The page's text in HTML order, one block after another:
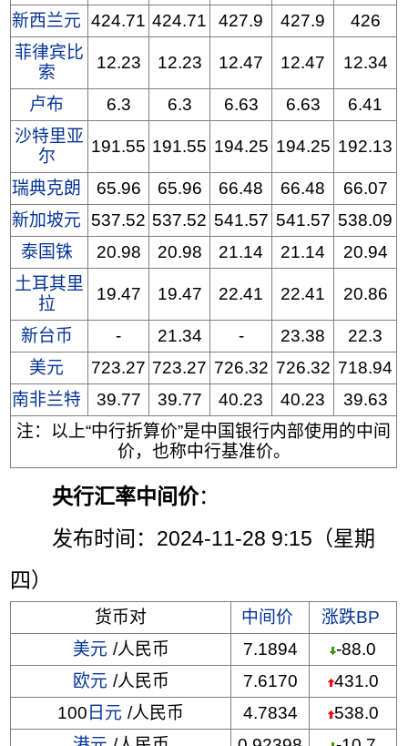
新西兰元 424.71 424.71 427.9 427.9
426
菲律宾比
索
12.23 12.23 12.47 12.47 12.34
卢布 6.3 6.3 6.63 6.63
6.41
沙特里亚
尔
191.55 191.55 194.25 194.25 192.13
瑞典克朗 65.96 65.96 66.48 66.48
66.07
新加坡元
537.52 537.52 541.57 541.57 538.09
泰国铢
20.98 20.98 21.14 21.14
20.94
土耳其里
拉
19.47 19.47 22.41 22.41 20.86
新台币 - 21.34 - 23.38
22.3
美元
723.27 723.27 726.32 726.32 718.94
南非兰特
39.77 39.77 40.23 40.23
39.63
注：以上“中行折算价”是中国银行内部使用的中间
价，也称中行基准价。
央行汇率中间价：
发布时间：2024-11-28 9:15（星期
四）
货币对 中间价
涨跌BP
美元 /人民币 7.1894
-88.0
欧元 /人民币 7.6170
431.0
100 日元 /人民币 4.7834
538.0